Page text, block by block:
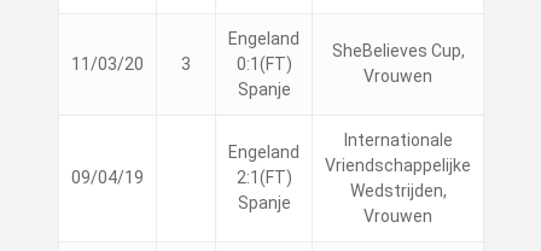
11/03/20 3
Engeland
0:1(FT)
Spanje
SheBelieves Cup,
Vrouwen
09/04/19
Engeland
2:1(FT)
Spanje
Internationale
Vriendschappelijke
Wedstrijden,
Vrouwen